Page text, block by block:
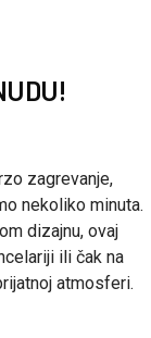
zagrevanje,
nekoliko minuta.
dizajnu, ovaj
ili čak na
atmosferi.